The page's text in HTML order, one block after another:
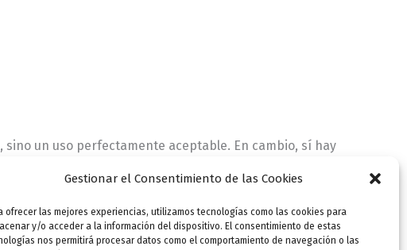
Gestionar el Consentimiento de las Cookies
ofrecer las mejores experiencias, utilizamos tecnologías como las cookies para
y/o acceder a la información del dispositivo. El consentimiento de estas
nos permitirá procesar datos como el comportamiento de navegación o las
un uso perfectamente aceptable. En cambio, sí hay